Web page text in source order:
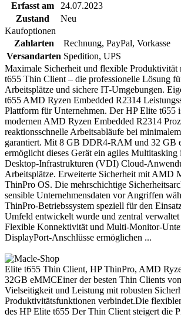
Erfasst am
24.07.2023
Zustand
Neu
Kaufoptionen
Zahlarten
Rechnung, PayPal, Vorkasse
Versandarten Spedition, UPS
Maximale Sicherheit und flexible Produktivität
t655 Thin Client – die professionelle Lösung
Arbeitsplätze und sichere IT-Umgebungen.
t655 AMD Ryzen Embedded R2314
Plattform für Unternehmen. Der HP Elite t655
modernen AMD Ryzen Embedded R2314
reaktionsschnelle Arbeitsabläufe bei
garantiert. Mit 8 GB DDR4-RAM und 32 GB
ermöglicht dieses Gerät ein agiles
Desktop-Infrastrukturen (VDI) Cloud-
Arbeitsplätze. Erweiterte Sicherheit mit AMD
ThinPro OS. Die mehrschichtige
sensible Unternehmensdaten vor Angriffen
ThinPro-Betriebssystem speziell für den
Umfeld entwickelt wurde und zentral verwaltet
Flexible Konnektivität und Multi-Monitor-
DisplayPort-Anschlüsse ermöglichen ...
Elite t655 Thin Client, HP ThinPro, AMD
32GB eMMCEiner der besten Thin Clients
Vielseitigkeit und Leistung mit robusten
Produktivitätsfunktionen verbindet.Die
des HP Elite t655 Der Thin Client steigert die